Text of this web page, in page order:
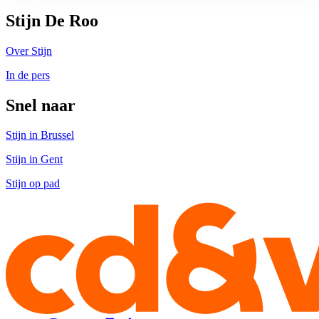
Stijn De Roo
Over Stijn
In de pers
Snel naar
Stijn in Brussel
Stijn in Gent
Stijn op pad